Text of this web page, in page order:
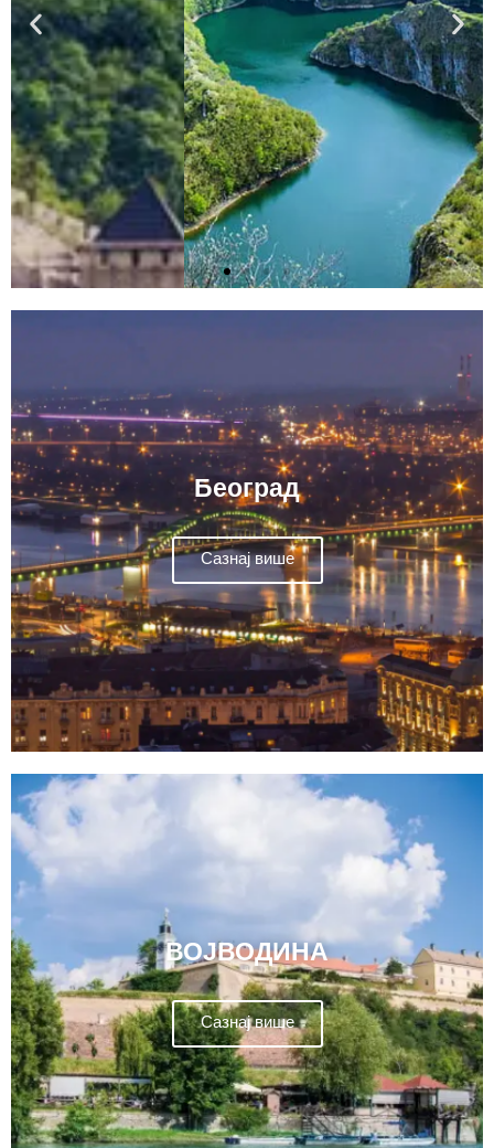
Пометеника, и пролази кроз Тузиње, Расно,
Драгојловиће и Градац.
Decouvrez plus
Београд
Сазнај више
ВОЈВОДИНА
Сазнај више